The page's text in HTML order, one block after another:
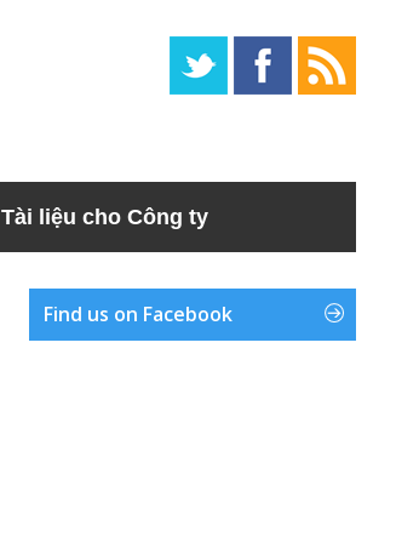
Tài liệu cho Công ty
Find us on Facebook